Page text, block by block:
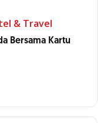
& Travel
Bersama Kartu